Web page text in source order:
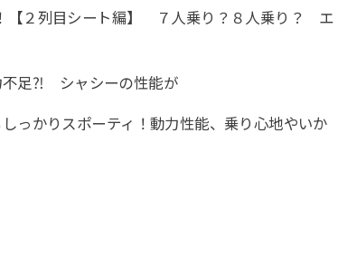
【２列目シート編】 ７人乗り？８人乗り？ エ
不足⁈ シャシーの性能が
っかりスポーティ！動力性能、乗り心地やいか